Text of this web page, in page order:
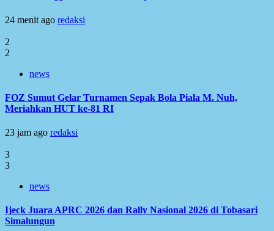
24 menit ago redaksi
2
2
news
FOZ Sumut Gelar Turnamen Sepak Bola Piala M. Nuh,
Meriahkan HUT ke-81 RI
23 jam ago redaksi
3
3
news
Ijeck Juara APRC 2026 dan Rally Nasional 2026 di Tobasari
Simalungun